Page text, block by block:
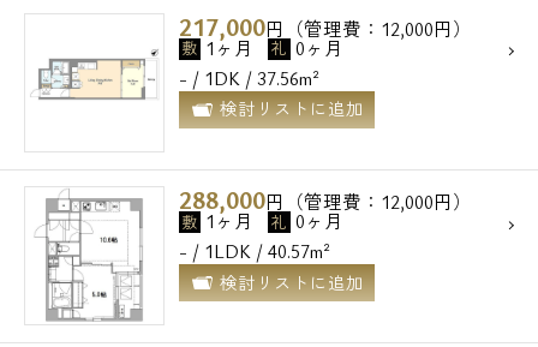
217,000円（管理費：12,000円）
敷 1ヶ月 礼 0ヶ月
- / 1DK / 37.56m²
検討リストに追加
288,000円（管理費：12,000円）
敷 1ヶ月 礼 0ヶ月
- / 1LDK / 40.57m²
検討リストに追加